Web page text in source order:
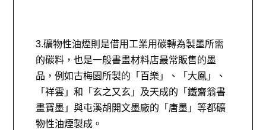
3.礦物性油煙則是借用工業用碳轉為製墨所需
的碳料，也是一般書畫材料店最常販售的墨
品，例如古梅園所製的「百樂」、「大鳳」、
「祥雲」和「玄之又玄」及天成的「鐵齋翁書
畫寶墨」與屯溪胡開文墨廠的「唐墨」等都礦
物性油煙製成。